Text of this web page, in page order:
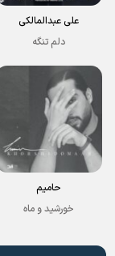
علی عبدالمالکی
دلم تنگه
حامیم
خورشید و ماه